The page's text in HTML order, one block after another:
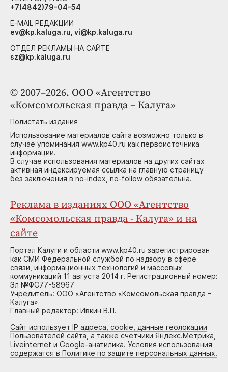
© 2007–2026. ООО «Агентство
«Комсомольская правда – Калуга»
Полистать издания
Использование материалов сайта возможно только в
случае упоминания www.kp40.ru как первоисточника
информации.
В случае использования материалов на других сайтах
активная индексируемая ссылка на главную страницу
без заключения в no-index, no-follow обязательна.
Реклама в изданиях ООО «Агентство
«Комсомольская правда - Калуга» и на
сайте
Портал Калуги и области www.kp40.ru зарегистрирован
как СМИ Федеральной службой по надзору в сфере
связи, информационных технологий и массовых
коммуникаций 11 августа 2014 г. Регистрационный номер:
Эл №ФС77-58967
Учредитель: ООО «Агентство «Комсомольская правда –
Калуга»
Главный редактор: Ивкин В.П.
Сайт использует IP адреса, cookie, данные геолокации
Пользователей сайта, а также счетчики Яндекс.Метрика,
Liveinternet и Google-анатилика. Условия использования
содержатся в Политике по защите персональных данных.
+7(4842)79-04-54
E-MAIL РЕДАКЦИИ
ev@kp.kaluga.ru, vi@kp.kaluga.ru
ОТДЕЛ РЕКЛАМЫ НА САЙТЕ
sz@kp.kaluga.ru